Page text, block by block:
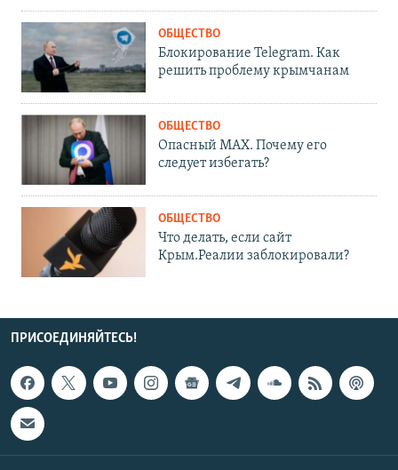
ОБЩЕСТВО
Блокирование Telegram. Как
решить проблему крымчанам
ОБЩЕСТВО
Опасный MAX. Почему его
следует избегать?
ОБЩЕСТВО
Что делать, если сайт
Крым.Реалии заблокировали?
ПРИСОЕДИНЯЙТЕСЬ!